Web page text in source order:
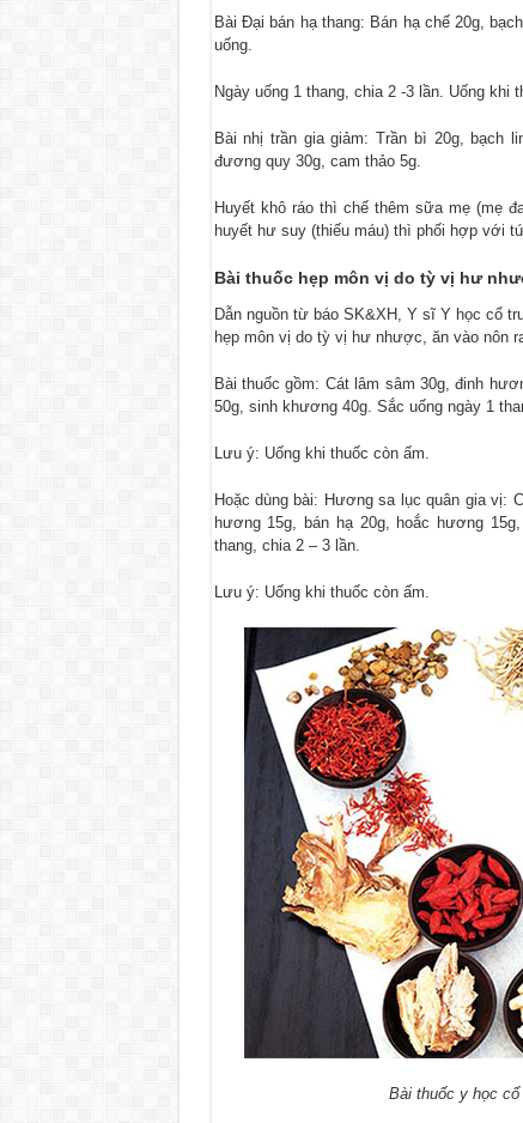
Bài Đại bán hạ thang: Bán hạ chế 20g,
uống.
Ngày uống 1 thang, chia 2 -3 lần. Uống khi
Bài nhị trần gia giảm: Trần bì 20g, bạch
đương quy 30g, cam thảo 5g.
Huyết khô ráo thì chế thêm sữa mẹ (mẹ
huyết hư suy (thiếu máu) thì phối hợp với
Bài thuốc hẹp môn vị do tỳ vị hư
Dẫn nguồn từ báo SK&XH, Y sĩ Y học cổ
hẹp môn vị do tỳ vị hư nhược, ăn vào nôn
Bài thuốc gồm: Cát lâm sâm 30g, đinh
50g, sinh khương 40g. Sắc uống ngày 1
Lưu ý: Uống khi thuốc còn ấm.
Hoặc dùng bài: Hương sa lục quân gia vị:
hương 15g, bán hạ 20g, hoắc hương
thang, chia 2 – 3 lần.
Lưu ý: Uống khi thuốc còn ấm.
Bài thuốc y học